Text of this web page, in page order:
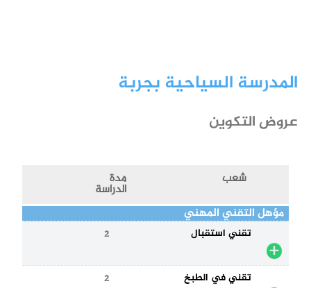
المدرسة السياحية بجربة
عروض التكوين
شعب مدة
الدراسة
مؤهل التقني المهني
تقني استقبال 2
تقني في الطبخ 2